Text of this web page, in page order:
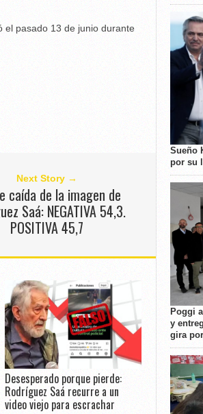
el pasado 13 de junio durante
Next Story →
caída de la imagen de
Saá: NEGATIVA 54,3.
POSITIVA 45,7
Desesperado porque pierde:
Rodríguez Saá recurre a un
video viejo para escrachar
Sueño
por su
Poggi
y
gira